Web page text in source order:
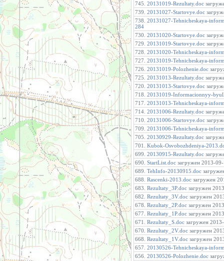
745. 20131019-Rezultaty.doc
739. 20131027-Startovye.doc
738. 20131027-Tehnicheskaya-
284
730. 20131020-Startovye.doc
729. 20131019-Startovye.doc
728. 20131020-Tehnicheskaya-
727. 20131019-Tehnicheskaya-
726. 20131019-Polozhenie.doc
725. 20131013-Rezultaty.doc
720. 20131013-Startovye.doc
718. 20131019-Informacionnyy-
717. 20131013-Tehnicheskaya-
714. 20131006-Rezultaty.doc
710. 20131006-Startovye.doc
709. 20131006-Tehnicheskaya-
705. 20130929-Rezultaty.doc
701. Kubok-Osvobozhdeniya-
699. 20130915-Rezultaty.doc
690. StartList.doc загружен 2013-
689. TehInfo-20130915.doc
688. Rascenki-2013.doc загружен
683. Rezultaty_3P.doc загружен
682. Rezultaty_3V.doc загружен
678. Rezultaty_2P.doc загружен
677. Rezultaty_1P.doc загружен
671. Rezultaty_S.doc загружен
670. Rezultaty_2V.doc загружен
668. Rezultaty_1V.doc загружен
657. 20130526-Tehnicheskaya-
656. 20130526-Polozhenie.doc